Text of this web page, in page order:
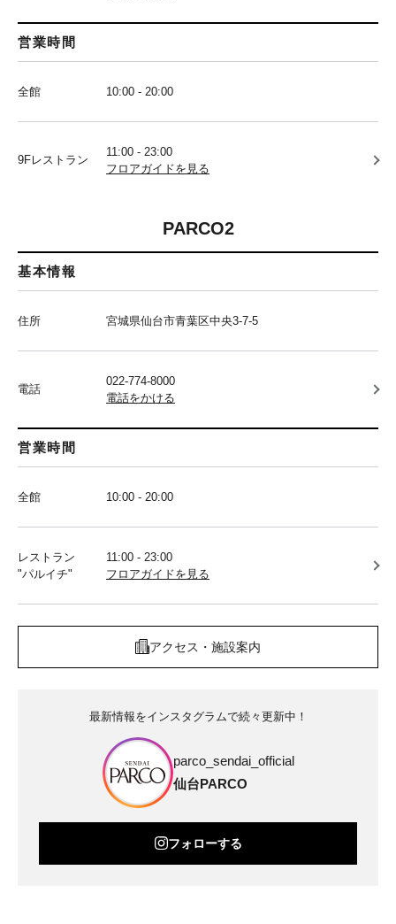
営業時間
全館 10:00 - 20:00
9Fレストラン
11:00 - 23:00
フロアガイドを見る
PARCO2
基本情報
住所 宮城県仙台市青葉区中央3-7-5
電話
022-774-8000
電話をかける
営業時間
全館 10:00 - 20:00
レストラン
"パルイチ"
11:00 - 23:00
フロアガイドを見る
アクセス・施設案内
最新情報をインスタグラムで続々更新中！
parco_sendai_official
仙台PARCO
フォローする